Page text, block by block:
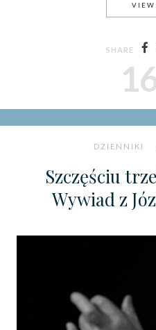
VIEW
SHARE
DZIENNIKI
Szczęściu
Wywiad z